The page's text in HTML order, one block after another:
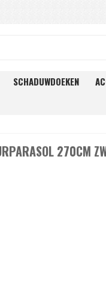
SCHADUWDOEKEN
270CM